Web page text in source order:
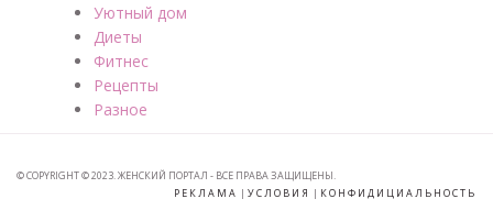
Уютный дом
Диеты
Фитнес
Рецепты
Разное
© COPYRIGHT © 2023. ЖЕНСКИЙ ПОРТАЛ - ВСЕ ПРАВА ЗАЩИЩЕНЫ.
РЕКЛАМА | УСЛОВИЯ | КОНФИДИЦИАЛЬНОСТЬ